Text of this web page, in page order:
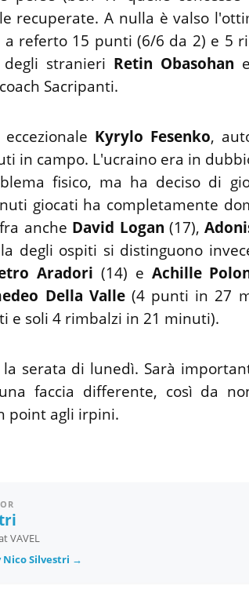
recuperate. A nulla è valso
a referto 15 punti (6/6 da 2) e 5
stranieri Retin Obasohan e
Sacripanti.
Kyrylo Fesenko,
in campo. L'ucraino era in
fisico, ma ha deciso di
giocati ha completamente
anche David Logan (17),
degli ospiti si distinguono
Aradori(14) e Achille
Della Valle(4 punti in 27
e soli 4 rimbalzi in 21 minuti).
serata di lunedì. Sarà
faccia differente, così da
point agli irpini.
VAVEL
Nico Silvestri →